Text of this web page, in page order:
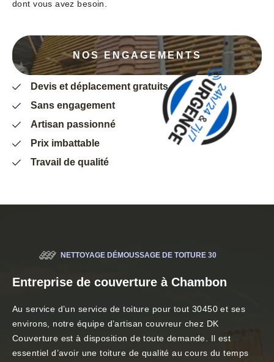
dont vous avez besoin.
NOS ENGAGEMENTS
Devis et déplacement gratuits
Sans engagement
Artisan passionné
Prix imbattable
Travail de qualité
NETTOYAGE DÉMOUSSAGE DE TOITURE 30
Entreprise de couverture à Chambon
Au service d’un service de toiture pour tout 30450 et ses
environs, notre équipe d’artisan couvreur chez DK
Couverture est à disposition de toute demande. Il est
essentiel d’avoir une toiture de qualité au cours du temps